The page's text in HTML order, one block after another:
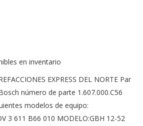
en inventario
EXPRESS DEL NORTE Par
número de parte 1.607.000.C56
modelos de equipo:
3 611 B66 010 MODELO:GBH 12-52